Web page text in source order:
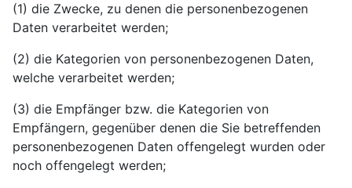
(1) die Zwecke, zu denen die personenbezogenen
Daten verarbeitet werden;
(2) die Kategorien von personenbezogenen Daten,
welche verarbeitet werden;
(3) die Empfänger bzw. die Kategorien von
Empfängern, gegenüber denen die Sie betreffenden
personenbezogenen Daten offengelegt wurden oder
noch offengelegt werden;